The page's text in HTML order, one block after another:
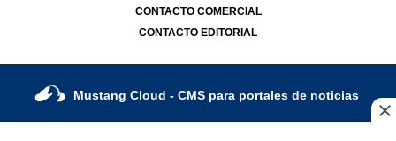
CONTACTO COMERCIAL
CONTACTO EDITORIAL
Mustang Cloud - CMS para portales de noticias